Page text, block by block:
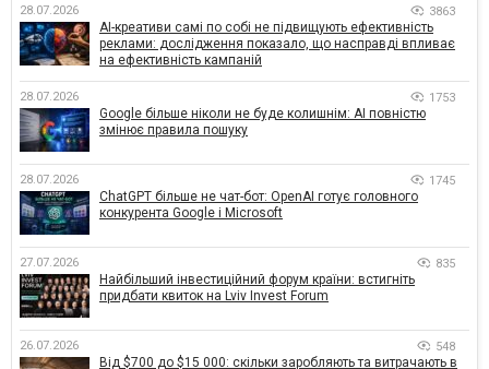
28.07.2026 3863
AI-креативи самі по собі не підвищують ефективність
реклами: дослідження показало, що насправді впливає
на ефективність кампаній
28.07.2026 1753
Google більше ніколи не буде колишнім: AI повністю
змінює правила пошуку
28.07.2026 1745
ChatGPT більше не чат-бот: OpenAI готує головного
конкурента Google і Microsoft
27.07.2026 835
Найбільший інвестиційний форум країни: встигніть
придбати квиток на Lviv Invest Forum
26.07.2026 548
Від $700 до $15 000: скільки заробляють та витрачають в